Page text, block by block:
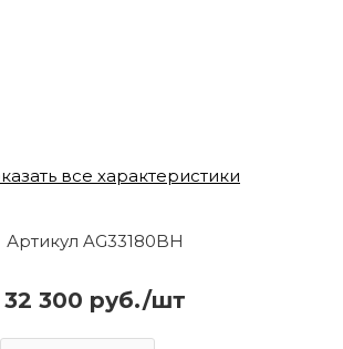
Артикул AG33180BH
32 300 руб./шт
все характеристики